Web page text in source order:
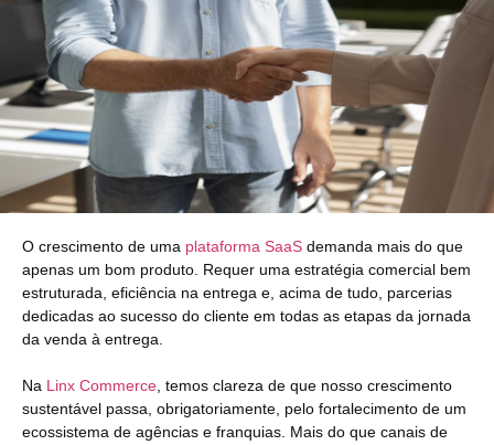
O crescimento de uma plataforma SaaS demanda mais do que
apenas um bom produto. Requer uma estratégia comercial bem
estruturada, eficiência na entrega e, acima de tudo, parcerias
dedicadas ao sucesso do cliente em todas as etapas da jornada
da venda à entrega.
Na Linx Commerce, temos clareza de que nosso crescimento
sustentável passa, obrigatoriamente, pelo fortalecimento de um
ecossistema de agências e franquias. Mais do que canais de